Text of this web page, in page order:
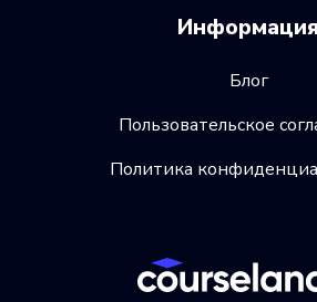
Информация
Блог
Пользовательское
Политика